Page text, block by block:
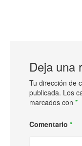
Deja una
Tu dirección de
publicada. Los
marcados con *
Comentario *